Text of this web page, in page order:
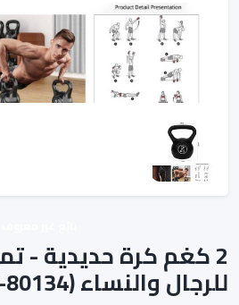
2 كغم كرة حديدية -
للرجال والنساء (SC-80134)